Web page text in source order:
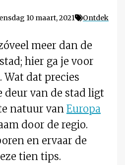
10 maart, 2021 Ontdek
meer dan de
hier ga je voor
dat precies
deur van de stad ligt
natuur van Europa
door de regio.
en ervaar de
tien tips.